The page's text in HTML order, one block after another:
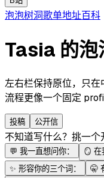
泡泡树洞歌单地址百科
Tasia 的泡
左右栏保持原位，只在
流程更像一个固定
投稿 公开信
不知道写什么？挑一个
💬 我一直想问你： 🪞 在
✨ 形容你的三个词： 🤫